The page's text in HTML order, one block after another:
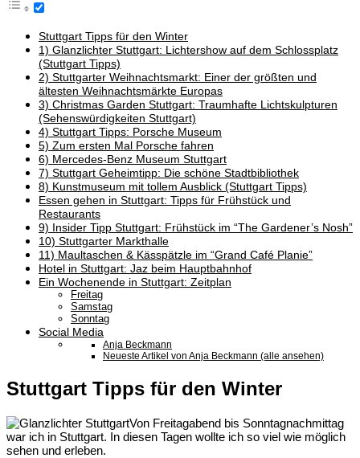
Stuttgart Tipps für den Winter
1) Glanzlichter Stuttgart: Lichtershow auf dem Schlossplatz
(Stuttgart Tipps)
2) Stuttgarter Weihnachtsmarkt: Einer der größten und
ältesten Weihnachtsmärkte Europas
3) Christmas Garden Stuttgart: Traumhafte Lichtskulpturen
(Sehenswürdigkeiten Stuttgart)
4) Stuttgart Tipps: Porsche Museum
5) Zum ersten Mal Porsche fahren
6) Mercedes-Benz Museum Stuttgart
7) Stuttgart Geheimtipp: Die schöne Stadtbibliothek
8) Kunstmuseum mit tollem Ausblick (Stuttgart Tipps)
Essen gehen in Stuttgart: Tipps für Frühstück und
Restaurants
9) Insider Tipp Stuttgart: Frühstück im “The Gardener’s Nosh”
10) Stuttgarter Markthalle
11) Maultaschen & Kässpätzle im “Grand Café Planie”
Hotel in Stuttgart: Jaz beim Hauptbahnhof
Ein Wochenende in Stuttgart: Zeitplan
Freitag
Samstag
Sonntag
Social Media
Anja Beckmann
Neueste Artikel von Anja Beckmann (alle ansehen)
Stuttgart Tipps für den Winter
Von Freitagabend bis Sonntagnachmittag
war ich in Stuttgart. In diesen Tagen wollte ich so viel wie möglich
sehen und erleben.